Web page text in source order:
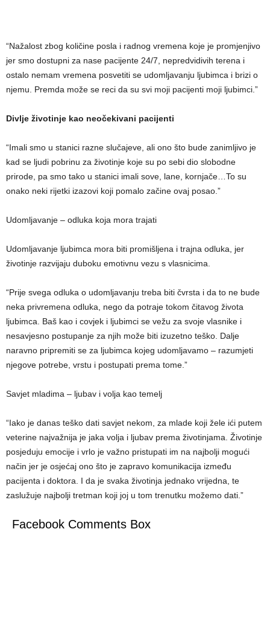
“Nažalost zbog količine posla i radnog vremena koje je promjenjivo
jer smo dostupni za nase pacijente 24/7, nepredvidivih terena i
ostalo nemam vremena posvetiti se udomljavanju ljubimca i brizi o
njemu. Premda može se reci da su svi moji pacijenti moji ljubimci.”
Divlje životinje kao neočekivani pacijenti
“Imali smo u stanici razne slučajeve, ali ono što bude zanimljivo je
kad se ljudi pobrinu za životinje koje su po sebi dio slobodne
prirode, pa smo tako u stanici imali sove, lane, kornjače…To su
onako neki rijetki izazovi koji pomalo začine ovaj posao.”
Udomljavanje – odluka koja mora trajati
Udomljavanje ljubimca mora biti promišljena i trajna odluka, jer
životinje razvijaju duboku emotivnu vezu s vlasnicima.
“Prije svega odluka o udomljavanju treba biti čvrsta i da to ne bude
neka privremena odluka, nego da potraje tokom čitavog života
ljubimca. Baš kao i covjek i ljubimci se vežu za svoje vlasnike i
nesavjesno postupanje za njih može biti izuzetno teško. Dalje
naravno pripremiti se za ljubimca kojeg udomljavamo – razumjeti
njegove potrebe, vrstu i postupati prema tome.”
Savjet mladima – ljubav i volja kao temelj
“Iako je danas teško dati savjet nekom, za mlade koji žele ići putem
veterine najvažnija je jaka volja i ljubav prema životinjama. Životinje
posjeduju emocije i vrlo je važno pristupati im na najbolji mogući
način jer je osjećaj ono što je zapravo komunikacija između
pacijenta i doktora. I da je svaka životinja jednako vrijedna, te
zaslužuje najbolji tretman koji joj u tom trenutku možemo dati.”
Facebook Comments Box